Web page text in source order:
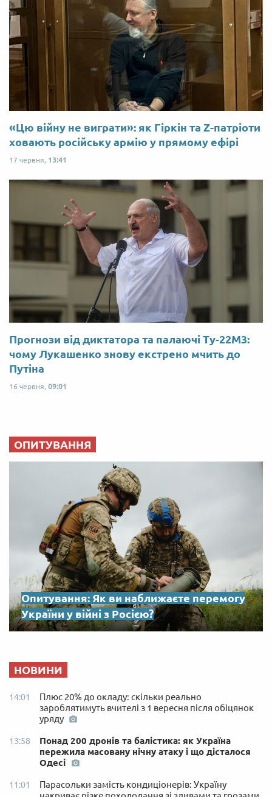
«Цю війну не виграти»: як Гіркін та Z-патріоти
ховають російську армію у прямому ефірі
17 червня, 13:41
Прогнози від диктатора та палаючі Ту-22М3:
чому Лукашенко знову екстрено мчить до
Путіна
16 червня, 09:01
ОПИТУВАННЯ
Опитування: Як ви наближаєте перемогу
України у війні з Росією?
НОВИНИ
14:01
Плюс 20% до окладу: скільки реально
зароблятимуть вчителі з 1 вересня після обіцянок
уряду
13:58
Понад 200 дронів та балістика: як Україна
пережила масовану нічну атаку і що дісталося
Одесі
11:01
Парасольки замість кондиціонерів: Україну